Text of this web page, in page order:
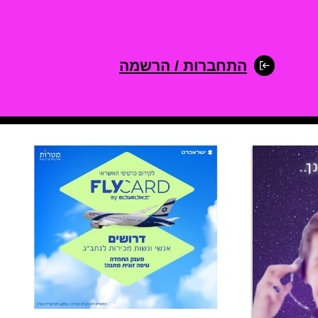
התחברות / הרשמה